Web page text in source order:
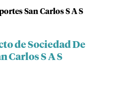
San Carlos S A S
de Sociedad De
Carlos S A S